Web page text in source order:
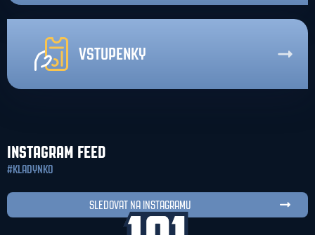
VSTUPENKY
INSTAGRAM FEED
#KLADYNKO
SLEDOVAT NA INSTAGRAMU